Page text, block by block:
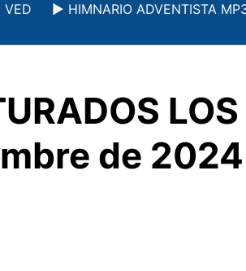
VED ▶️ HIMNARIO ADVENTISTA
de 2024